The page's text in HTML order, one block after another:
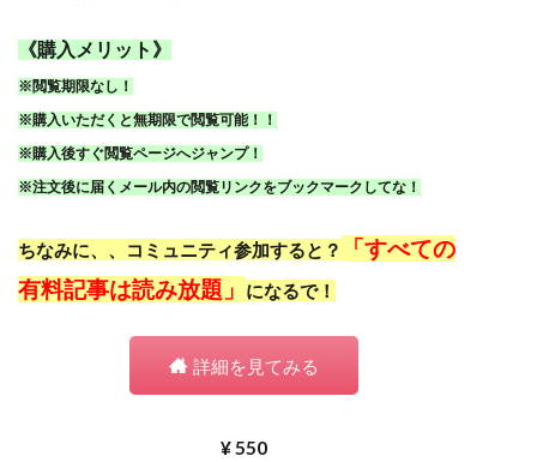
《購入メリット》
※閲覧期限なし！
※購入いただくと無期限で閲覧可能！！
※購入後すぐ閲覧ページへジャンプ！
※注文後に届くメール内の閲覧リンクをブックマークしてな！
ちなみに、、コミュニティ参加すると？
「すべての
有料記事は読み放題」
になるで！
詳細を見てみる
¥ 550